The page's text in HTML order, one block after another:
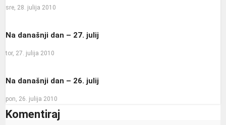
sre, 28. julija 2010
Na današnji dan – 27. julij
tor, 27. julija 2010
Na današnji dan – 26. julij
pon, 26. julija 2010
Komentiraj